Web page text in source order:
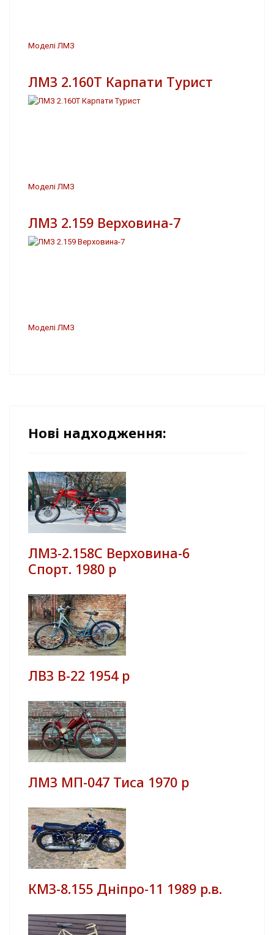
Моделі ЛМЗ
ЛМЗ 2.160Т Карпати Турист
Моделі ЛМЗ
ЛМЗ 2.159 Верховина-7
Моделі ЛМЗ
Нові надходження:
ЛМЗ-2.158С Верховина-6
Спорт. 1980 р
ЛВЗ В-22 1954 р
ЛМЗ МП-047 Тиса 1970 р
КМЗ-8.155 Дніпро-11 1989 р.в.